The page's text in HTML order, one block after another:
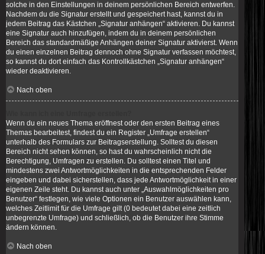
solche in den Einstellungen in deinem persönlichen Bereich entwerfen.
Nachdem du die Signatur erstellt und gespeichert hast, kannst du in
jedem Beitrag das Kästchen „Signatur anhängen“ aktivieren. Du kannst
eine Signatur auch hinzufügen, indem du in deinem persönlichen
Bereich das standardmäßige Anhängen deiner Signatur aktivierst. Wenn
du einen einzelnen Beitrag dennoch ohne Signatur verfassen möchtest,
so kannst du dort einfach das Kontrollkästchen „Signatur anhängen“
wieder deaktivieren.
Nach oben
Wenn du ein neues Thema eröffnest oder den ersten Beitrag eines
Themas bearbeitest, findest du ein Register „Umfrage erstellen“
unterhalb des Formulars zur Beitragserstellung. Solltest du diesen
Bereich nicht sehen können, so hast du wahrscheinlich nicht die
Berechtigung, Umfragen zu erstellen. Du solltest einen Titel und
mindestens zwei Antwortmöglichkeiten in die entsprechenden Felder
eingeben und dabei sicherstellen, dass jede Antwortmöglichkeit in einer
eigenen Zeile steht. Du kannst auch unter „Auswahlmöglichkeiten pro
Benutzer“ festlegen, wie viele Optionen ein Benutzer auswählen kann,
welches Zeitlimit für die Umfrage gilt (0 bedeutet dabei eine zeitlich
unbegrenzte Umfrage) und schließlich, ob die Benutzer ihre Stimme
ändern können.
Nach oben